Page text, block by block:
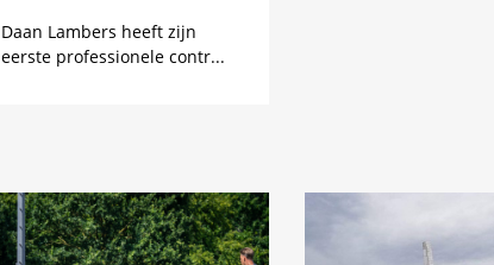
Daan Lambers heeft zijn
eerste professionele contr...